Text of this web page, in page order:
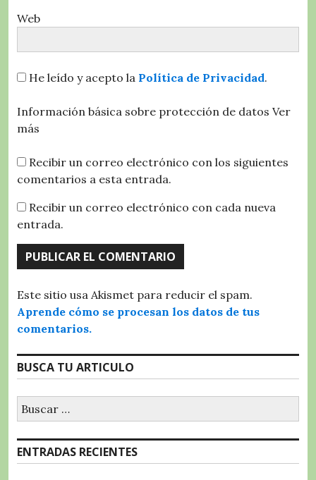
Web
He leído y acepto la Política de Privacidad.
Información básica sobre protección de datos Ver
más
Recibir un correo electrónico con los siguientes
comentarios a esta entrada.
Recibir un correo electrónico con cada nueva
entrada.
Este sitio usa Akismet para reducir el spam.
Aprende cómo se procesan los datos de tus
comentarios.
BUSCA TU ARTICULO
ENTRADAS RECIENTES